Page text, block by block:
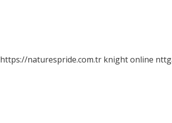
https://naturespride.com.tr knight online